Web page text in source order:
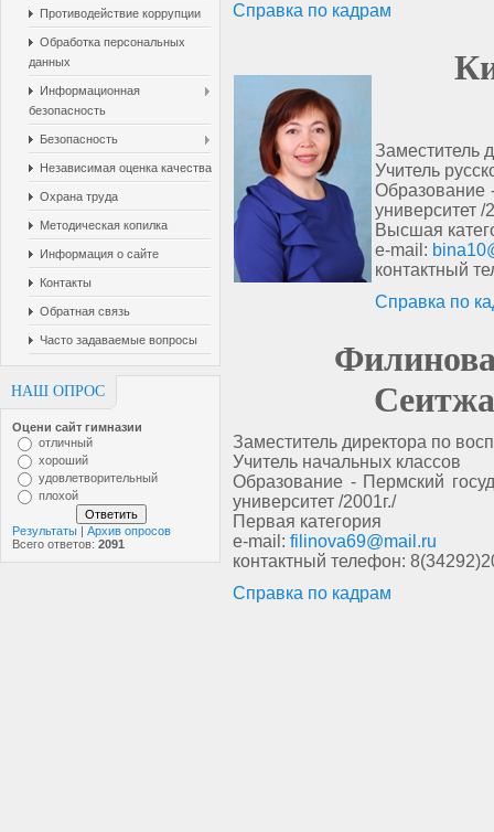
Противодействие коррупции
Обработка персональных
данных
Информационная
безопасность
Безопасность
Независимая оценка качества
Охрана труда
Методическая копилка
Информация о сайте
Контакты
Обратная связь
Часто задаваемые вопросы
НАШ ОПРОС
Оцени сайт гимназии
отличный
хороший
удовлетворительный
плохой
Результаты | Архив опросов
Всего ответов: 2091
Справка по кадрам
Заместитель
Учитель
Образование
университет /
Высшая
e-mail:
контактный
Справка по
Заместитель директора по
Учитель начальных классов
Образование - Пермский
университет /2001г./
Первая категория
e-mail: filinova69@mail.ru
контактный телефон:
Справка по кадрам